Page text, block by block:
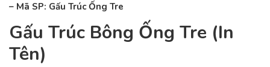
– Mã SP: Gấu Trúc Ống Tre
Gấu Trúc Bông Ống Tre (In
Tên)